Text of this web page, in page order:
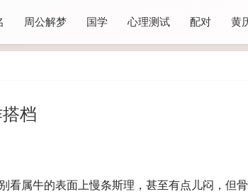
周公解梦 国学 心理测试 配对 黄
档
看属牛的表面上慢条斯理，甚至有点儿闷，但